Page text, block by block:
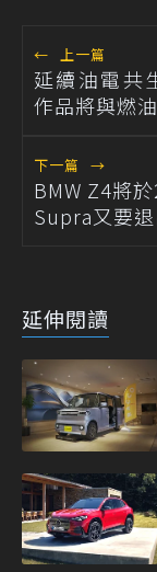
← 上一篇
延續油電共
作品將與燃
下一篇 →
BMW Z4將
Supra又要退
延伸閱讀